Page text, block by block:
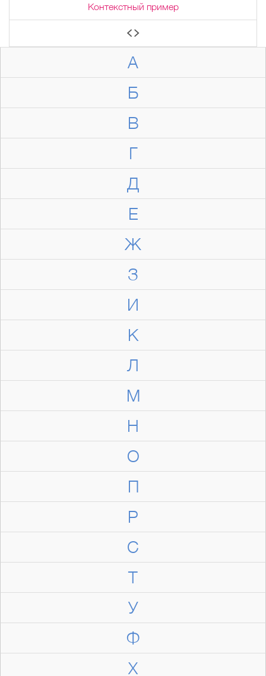
А
Б
В
Г
Д
Е
Ж
З
И
К
Л
М
Н
О
П
Р
С
Т
У
Ф
Х
Контекстный пример